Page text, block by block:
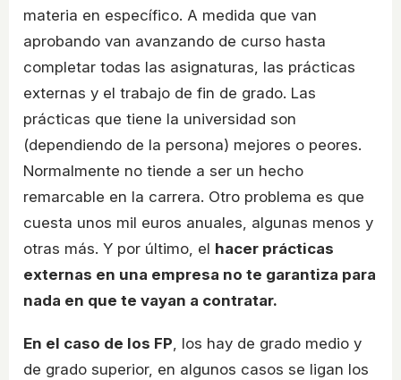
materia en específico. A medida que van
aprobando van avanzando de curso hasta
completar todas las asignaturas, las prácticas
externas y el trabajo de fin de grado. Las
prácticas que tiene la universidad son
(dependiendo de la persona) mejores o peores.
Normalmente no tiende a ser un hecho
remarcable en la carrera. Otro problema es que
cuesta unos mil euros anuales, algunas menos y
otras más. Y por último, el hacer prácticas
externas en una empresa no te garantiza para
nada en que te vayan a contratar.
En el caso de los FP, los hay de grado medio y
de grado superior, en algunos casos se ligan los